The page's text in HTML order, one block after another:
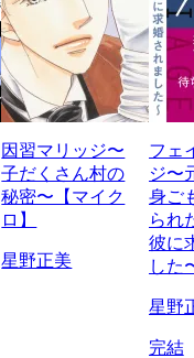
因習マリッジ〜
子だくさん村の
秘密〜【マイク
ロ】
星野正美
フェ
ジ〜
身ご
られ
彼に
した
星野
完結